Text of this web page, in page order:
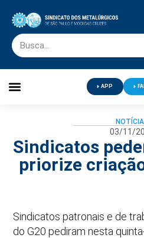
APP
03/11/
Sindicatos
priorize
Sindicatos patronais e de
do G20 pediram nesta